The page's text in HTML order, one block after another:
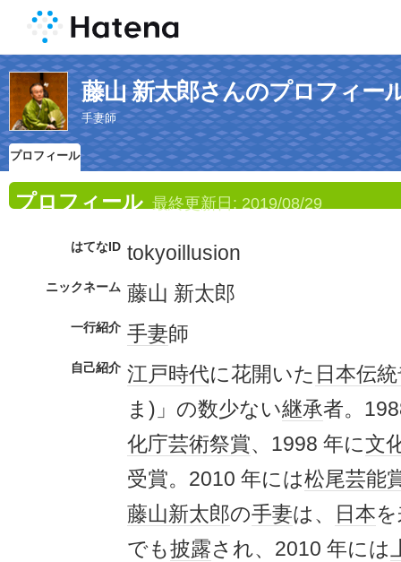
藤山 新太郎さんのプロフィー
手妻師
プロフィール
プロフィール 最終更新日: 2019/08/29
はてなID tokyoillusion
ニックネーム 藤山 新太郎
一行紹介 手妻師
自己紹介 江戸時代に花開いた 日本伝統
ま)」の数少ない継承者。
化庁芸術祭賞、1998 年に文
受賞。2010 年には松尾芸能
藤山新太郎の手妻は、 日本
でも披露され、2010 年には